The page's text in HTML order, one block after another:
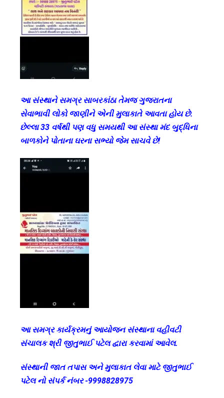
આ સંસ્થાને સમગ્ર સાબરકાંઠા તેમજ ગુજરાતના
સેવાભાવી લોકો જાણીને એની મુલાકાતે આવતા હોય છે.
છેલ્લા 33 વર્ષથી પણ વધુ સમયથી આ સંસ્થા મંદ બુદ્ધિના
બાળકોને પોતાના ઘરના સભ્યો જેમ સાચવે છે!
આ સમગ્ર કાર્યક્રમનું આયોજન સંસ્થાના વહીવટી
સંચાલક શ્રી જીતુભાઈ પટેલ દ્વારા કરવામાં આવેલ.
સંસ્થાની જાત તપાસ અને મુલાકાત લેવા માટે જીતુભાઈ
પટેલ નો સંપર્ક નંબર -9998828975